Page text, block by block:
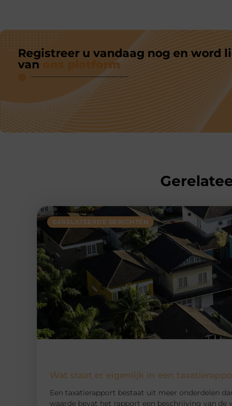
Registreer u vandaag nog en word
van
ons platform
GERELATEERDE BERICHTEN
Wat staat er eigenlijk in een
Een taxatierapport bestaat uit meer onderdelen
waarde bevat het rapport een beschrijving van